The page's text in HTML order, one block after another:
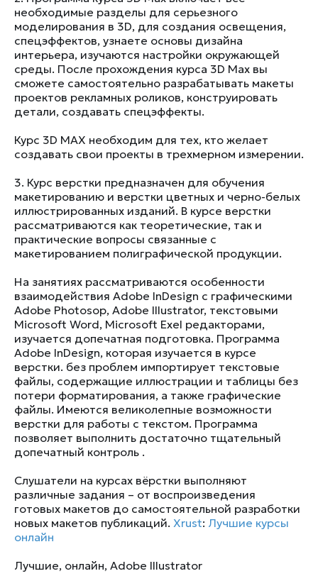
необходимые разделы для серьезного
моделирования в 3D, для создания освещения,
спецэффектов, узнаете основы дизайна
интерьера, изучаются настройки окружающей
среды. После прохождения курса 3D Max вы
сможете самостоятельно разрабатывать макеты
проектов рекламных роликов, конструировать
детали, создавать спецэффекты.
Курс 3D MAX необходим для тех, кто желает
создавать свои проекты в трехмерном измерении.
3. Курс верстки предназначен для обучения
макетированию и верстки цветных и черно-белых
иллюстрированных изданий. В курсе верстки
рассматриваются как теоретические, так и
практические вопросы связанные с
макетированием полиграфической продукции.
На занятиях рассматриваются особенности
взаимодействия Adobe InDesign с графическими
Adobe Photosop, Adobe Illustrator, текстовыми
Microsoft Word, Microsoft Exel редакторами,
изучается допечатная подготовка. Программа
Adobe InDesign, которая изучается в курсе
верстки. без проблем импортирует текстовые
файлы, содержащие иллюстрации и таблицы без
потери форматирования, а также графические
файлы. Имеются великолепные возможности
верстки для работы с текстом. Программа
позволяет выполнить достаточно тщательный
допечатный контроль .
Слушатели на курсах вёрстки выполняют
различные задания – от воспроизведения
готовых макетов до самостоятельной разработки
новых макетов публикаций. Xrust: Лучшие курсы
онлайн
Лучшие, онлайн, Adobe Illustrator